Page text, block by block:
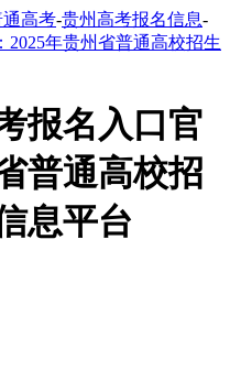
高考-贵州高考报名信息-
2025年贵州省普通高校招生
报名入口官
普通高校招
息平台